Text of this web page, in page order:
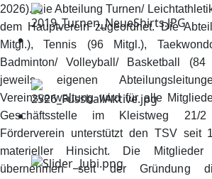
2026). Die Abteilung Turnen/
dem Hauptverein zugeordnet. Die
Mitgl.), Tennis (96 Mitgl.),
Badminton/ Volleyball/ Basketball
jeweils eigenen
Vereinsverwaltung wird für alle
Geschäftsstelle im Kleistweg 21/
Förderverein unterstützt den TSV seit
materieller Hinsicht. Die Mitglieder
übernehmen seit der Gründung